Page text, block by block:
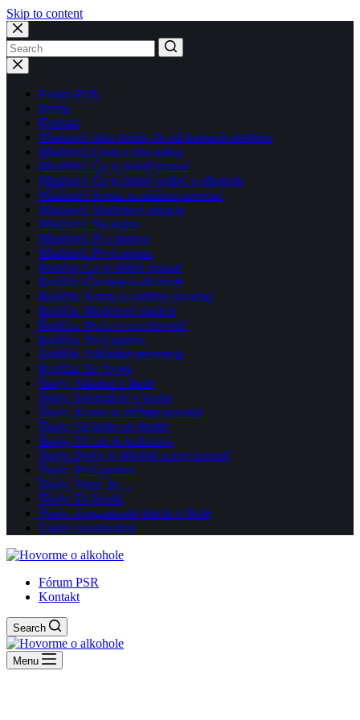
Skip to content
No
results
Forum PSR
Home
Kontakt
Mladiství: Ako zistím, že má kamarát problém
Mladiství: Cesta z dna nahor
Mladiství: Čo je dobré poznať
Mladiství: Čo je dobré vedieť o alkohole
Mladiství: Komu to môžem povedať
Mladiství: Modelové situácie
Mladiství: Na jedno
Mladiství: Pi s mierou
Mladiství: Prvá pomoc
Rodičia: Čo je dobré poznať
Rodičia: Čo viete o alkohole
Rodičia: Komu to môžete povedať
Rodičia: Modelové situácie
Rodičia: Prečo o tom hovoriť
Rodičia: Prvá pomoc
Rodičia: Základná prevencia
Rodičia: Zo života
Školy: Alkohol v škole
Školy: Informácie v kocke
Školy: Komu to môžete povedať
Školy: Na koho sa obrátiť
Školy: Piť nie je hrdinstvo
Školy: Prečo je dôležité o tom hovoriť
Školy: Prvá pomoc
Školy: Viete, že…
Školy: Zo života
Školy: Zorganizujte lekciu v škole
Under construction
Fórum PSR
Kontakt
Search
Menu